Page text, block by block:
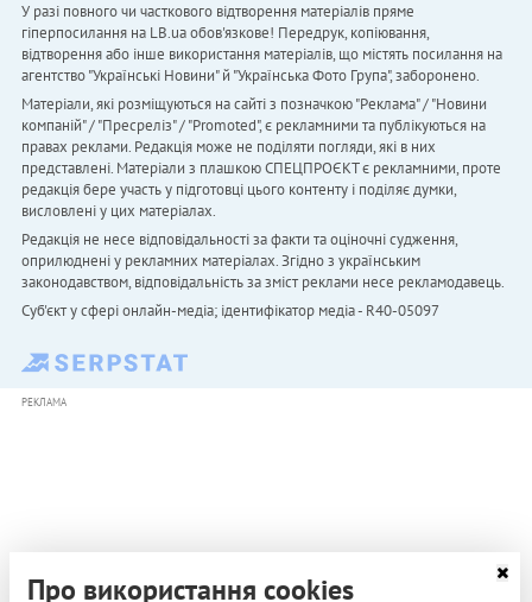
У разі повного чи часткового відтворення матеріалів пряме
гіперпосилання на LB.ua обов'язкове! Передрук, копіювання,
відтворення або інше використання матеріалів, що містять посилання на
агентство "Українськi Новини" й "Українська Фото Група", заборонено.
Матеріали, які розміщуються на сайті з позначкою "Реклама" / "Новини
компаній" / "Пресреліз" / "Promoted", є рекламними та публікуються на
правах реклами. Редакція може не поділяти погляди, які в них
представлені. Матеріали з плашкою СПЕЦПРОЄКТ є рекламними, проте
редакція бере участь у підготовці цього контенту і поділяє думки,
висловлені у цих матеріалах.
Редакція не несе відповідальності за факти та оціночні судження,
оприлюднені у рекламних матеріалах. Згідно з українським
законодавством, відповідальність за зміст реклами несе рекламодавець.
Cуб'єкт у сфері онлайн-медіа; ідентифікатор медіа - R40-05097
РЕКЛАМА
Про використання cookies